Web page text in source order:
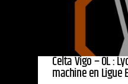
Celta Vigo – OL :
machine en Ligue